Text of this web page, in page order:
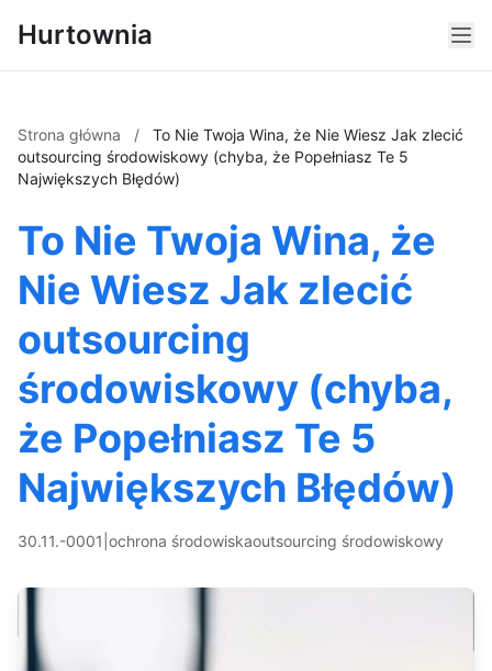
Hurtownia
Strona główna /
To Nie Twoja Wina, że Nie Wiesz Jak zlecić
outsourcing środowiskowy (chyba, że Popełniasz Te 5
Największych Błędów)
To Nie Twoja Wina, że
Nie Wiesz Jak zlecić
outsourcing
środowiskowy (chyba,
że Popełniasz Te 5
Największych Błędów)
30.11.-0001 ochrona środowiskaoutsourcing środowiskowy